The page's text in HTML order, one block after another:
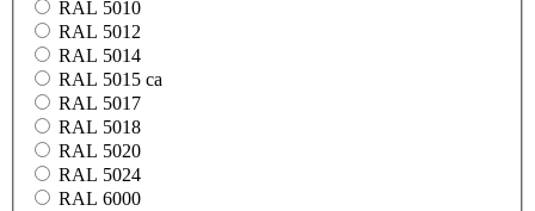
RAL 5010
RAL 5012
RAL 5014
RAL 5015 ca
RAL 5017
RAL 5018
RAL 5020
RAL 5024
RAL 6000